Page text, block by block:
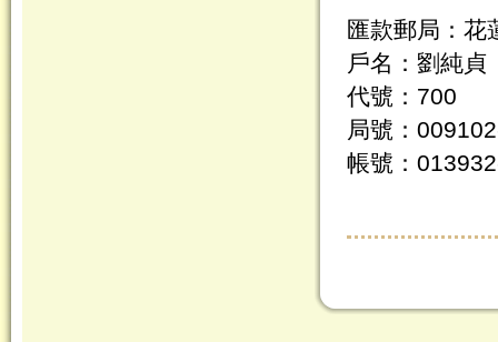
匯款郵局： 花
戶名： 劉純貞
代號： 700
局號：
帳號：